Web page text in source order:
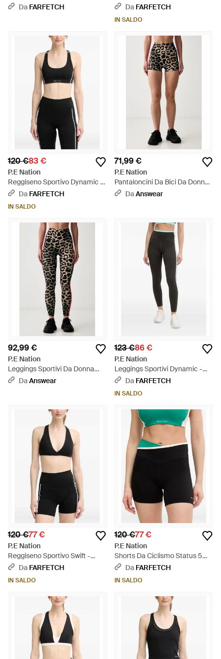
Laterale - Nero
Da FARFETCH
Da FARFETCH
IN SALDO
120 €83 €
P.E Nation
Reggiseno Sportivo Dynamic -
NeroDa FARFETCH
IN SALDO
71,99 €
P.E Nation
Pantaloncini Da Bici Da Donna
Highgate - Nero
DaAnswear
92,99 €
P.E Nation
Leggings Sportivi Da Donna
Highgate - Nero
DaAnswear
123 €86 €
P.E Nation
Leggings Sportivi Dynamic -
NeroDa FARFETCH
IN SALDO
120 €77 €
P.E Nation
Reggiseno Sportivo Swift -
NeroDa FARFETCH
IN SALDO
120 €77 €
P.E Nation
Shorts Da Ciclismo Status 5
Inch - Nero
Da FARFETCH
IN SALDO